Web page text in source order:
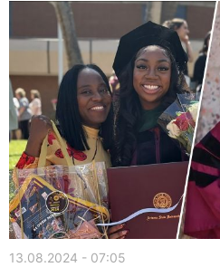
13.08.2024 - 07:05